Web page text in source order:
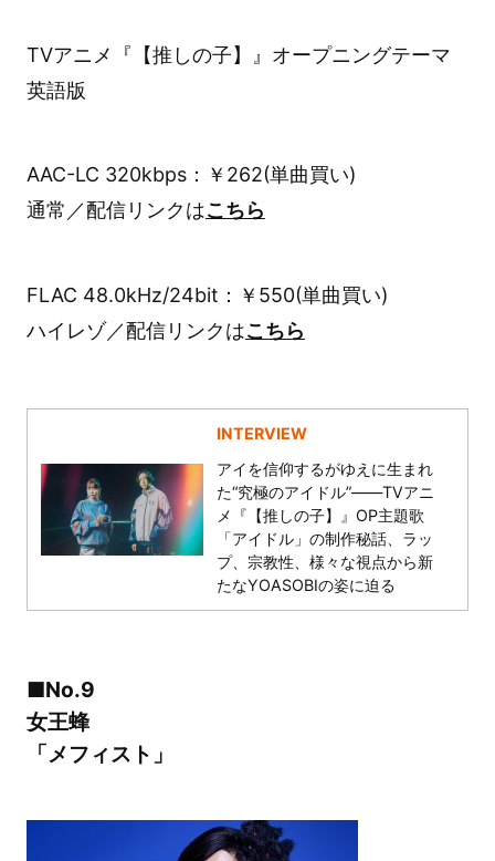
TVアニメ『【推しの子】』オープニングテーマ
英語版
AAC-LC 320kbps：￥262(単曲買い)
通常／配信リンクはこちら
FLAC 48.0kHz/24bit：￥550(単曲買い)
ハイレゾ／配信リンクはこちら
INTERVIEW
アイを信仰するがゆえに生まれ
た“究極のアイドル”――TVアニ
メ『【推しの子】』OP主題歌
「アイドル」の制作秘話、ラッ
プ、宗教性、様々な視点から新
たなYOASOBIの姿に迫る
■No.9
女王蜂
「メフィスト」